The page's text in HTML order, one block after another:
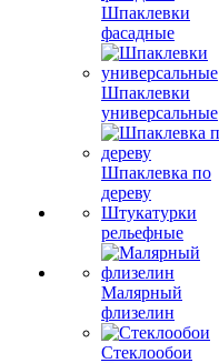
Шпаклевки
фасадные
Шпаклевки
универсальные
Шпаклевка по
дереву
Штукатурки
рельефные
Малярный
флизелин
Стеклообои